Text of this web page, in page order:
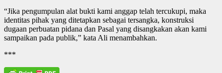
“Jika pengumpulan alat bukti kami anggap telah tercukupi, maka
identitas pihak yang ditetapkan sebagai tersangka, konstruksi
dugaan perbuatan pidana dan Pasal yang disangkakan akan kami
sampaikan pada publik,” kata Ali menambahkan.
***